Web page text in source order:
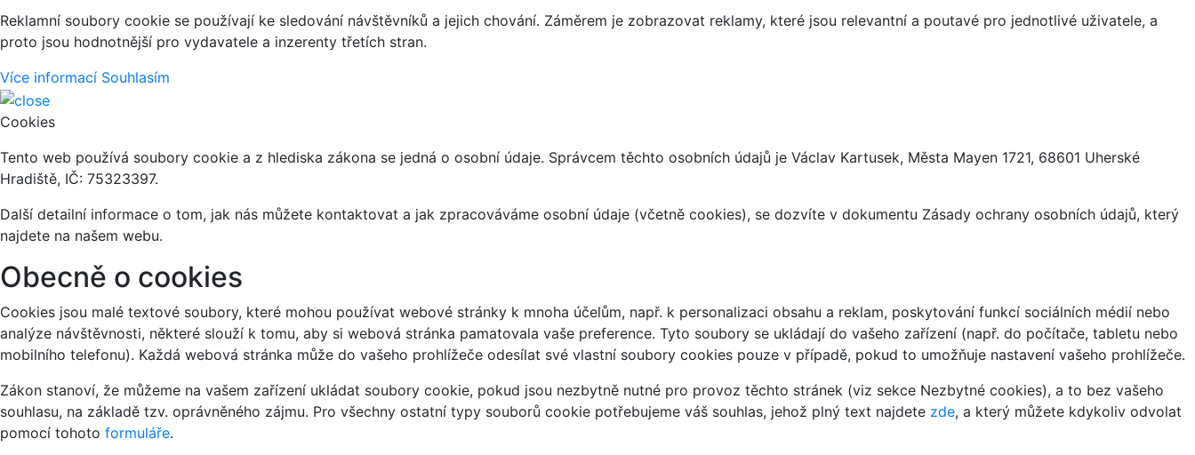
Reklamní soubory cookie se používají ke sledování návštěvníků a jejich chování. Záměrem je zobrazovat reklamy, které jsou relevantní a poutavé pro jednotlivé uživatele, a
proto jsou hodnotnější pro vydavatele a inzerenty třetích stran.
Více informací Souhlasím
Cookies
Tento web používá soubory cookie a z hlediska zákona se jedná o osobní údaje. Správcem těchto osobních údajů je Václav Kartusek, Města Mayen 1721, 68601 Uherské
Hradiště, IČ: 75323397.
Další detailní informace o tom, jak nás můžete kontaktovat a jak zpracováváme osobní údaje (včetně cookies), se dozvíte v dokumentu Zásady ochrany osobních údajů, který
najdete na našem webu.
Obecně o cookies
Cookies jsou malé textové soubory, které mohou používat webové stránky k mnoha účelům, např. k personalizaci obsahu a reklam, poskytování funkcí sociálních médií nebo
analýze návštěvnosti, některé slouží k tomu, aby si webová stránka pamatovala vaše preference. Tyto soubory se ukládají do vašeho zařízení (např. do počítače, tabletu nebo
mobilního telefonu). Každá webová stránka může do vašeho prohlížeče odesílat své vlastní soubory cookies pouze v případě, pokud to umožňuje nastavení vašeho prohlížeče.
Zákon stanoví, že můžeme na vašem zařízení ukládat soubory cookie, pokud jsou nezbytně nutné pro provoz těchto stránek (viz sekce Nezbytné cookies), a to bez vašeho
souhlasu, na základě tzv. oprávněného zájmu. Pro všechny ostatní typy souborů cookie potřebujeme váš souhlas, jehož plný text najdete zde, a který můžete kdykoliv odvolat
pomocí tohoto formuláře.